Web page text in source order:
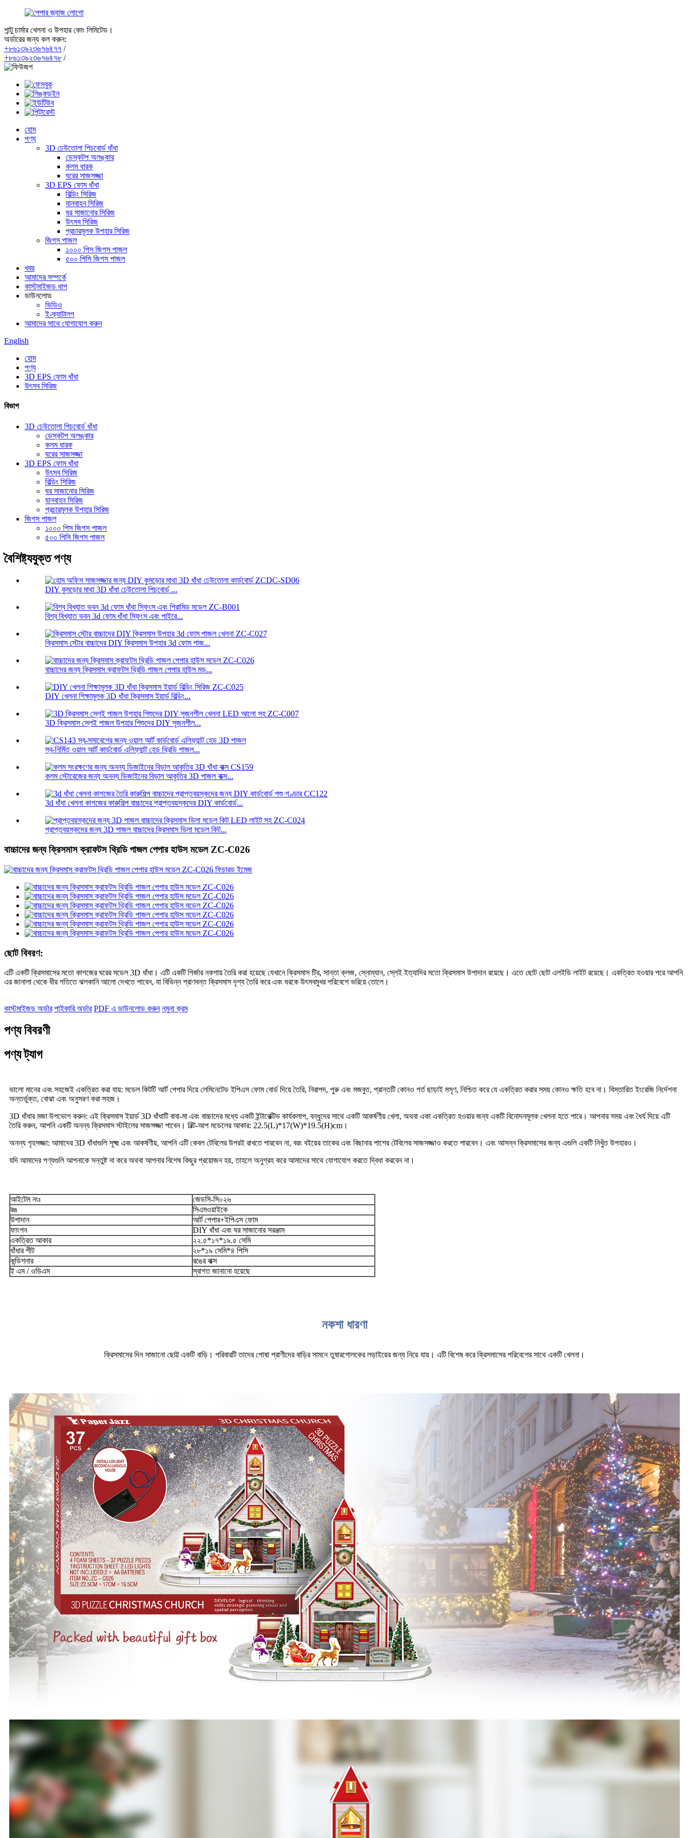
শান্টু চার্মার খেলনা ও উপহার কোং লিমিটেড।
অর্ডারের জন্য কল করুন:
+৮৬১৩৯২৩৬৭৬৪৭৭ /
+৮৬১৩৯২৩৬৭৬৪৭৮/
হোম
পণ্য
3D ঢেউতোলা পিচবোর্ড ধাঁধা
ডেস্কটপ অলঙ্কার
কলম ধারক
ঘরের সাজসজ্জা
3D EPS ফোম ধাঁধা
বিল্ডিং সিরিজ
যানবাহন সিরিজ
ঘর সাজানোর সিরিজ
উৎসব সিরিজ
প্রচারমূলক উপহার সিরিজ
জিগস পাজল
১০০০ পিস জিগস পাজল
৫০০ পিসি জিগস পাজল
খবর
আমাদের সম্পর্কে
কাস্টমাইজড ধাপ
ডাউনলোড
ভিডিও
ই-ক্যাটালগ
আমাদের সাথে যোগাযোগ করুন
English
হোম
পণ্য
3D EPS ফোম ধাঁধা
উৎসব সিরিজ
বিভাগ
3D ঢেউতোলা পিচবোর্ড ধাঁধা
ডেস্কটপ অলঙ্কার
কলম ধারক
ঘরের সাজসজ্জা
3D EPS ফোম ধাঁধা
উৎসব সিরিজ
বিল্ডিং সিরিজ
ঘর সাজানোর সিরিজ
যানবাহন সিরিজ
প্রচারমূলক উপহার সিরিজ
জিগস পাজল
১০০০ পিস জিগস পাজল
৫০০ পিসি জিগস পাজল
বৈশিষ্ট্যযুক্ত পণ্য
DIY কুমড়োর মাথা 3D ধাঁধা ঢেউতোলা পিচবোর্ড ...
বিশ্ব বিখ্যাত ভবন 3d ফোম ধাঁধা স্ফিংস এবং পাইরে...
ক্রিসমাস স্টোর বাচ্চাদের DIY ক্রিসমাস উপহার 3d ফোম পাজ...
বাচ্চাদের জন্য ক্রিসমাস ক্রাফটস থ্রিডি পাজল পেপার হাউস মড...
DIY খেলনা শিক্ষামূলক 3D ধাঁধা ক্রিসমাস ইয়ার্ড বিল্ডিং...
3D ক্রিসমাস স্লেই পাজল উপহার শিশুদের DIY সৃজনশীল...
স্ব-নির্মিত ওয়াল আর্ট কার্ডবোর্ড এলিফ্যান্ট হেড থ্রিডি পাজল...
কলম স্টোরেজের জন্য অনন্য ডিজাইনের বিড়াল আকৃতির 3D পাজল বাক্স...
3d ধাঁধা খেলনা কাগজের কারুশিল্প বাচ্চাদের প্রাপ্তবয়স্কদের DIY কার্ডবোর্ড...
প্রাপ্তবয়স্কদের জন্য 3D পাজল বাচ্চাদের ক্রিসমাস ভিলা মডেল কিট...
বাচ্চাদের জন্য ক্রিসমাস ক্রাফটস থ্রিডি পাজল পেপার হাউস মডেল ZC-C026
ছোট বিবরণ:
এটি একটি ক্রিসমাসের মতো কাগজের ঘরের মডেল 3D ধাঁধা। এটি একটি গির্জার নকশায় তৈরি করা হয়েছে যেখানে ক্রিসমাস ট্রি, সান্তা ক্লজ, স্নোম্যান, স্লেই ইত্যাদির মতো ক্রিসমাস উপাদান রয়েছে। এতে ছোট ছোট এলইডি লাইট রয়েছে। একত্রিত হওয়ার পরে আপনি
এর জানালা থেকে ধীর গতিতে ঝলকানি আলো দেখতে পাবেন, যা বিভিন্ন প্রাণবন্ত ক্রিসমাস দৃশ্য তৈরি করে এবং ঘরকে উৎসবমুখর পরিবেশে ভরিয়ে তোলে।
কাস্টমাইজড অর্ডার পাইকারি অর্ডার PDF এ ডাউনলোড করুন নমুনা ক্রম
পণ্য বিবরণী
পণ্য ট্যাগ
ভালো মানের এবং সহজেই একত্রিত করা যায়: মডেল কিটটি আর্ট পেপার দিয়ে লেমিনেটেড ইপিএস ফোম বোর্ড দিয়ে তৈরি, নিরাপদ, পুরু এবং মজবুত, প্রান্তটি কোনও গর্ত ছাড়াই মসৃণ, নিশ্চিত করে যে একত্রিত করার সময় কোনও ক্ষতি হবে না। বিস্তারিত ইংরেজি নির্দেশনা
অন্তর্ভুক্ত, বোঝা এবং অনুসরণ করা সহজ।
3D ধাঁধার মজা উপভোগ করুন: এই ক্রিসমাস ইয়ার্ড 3D ধাঁধাটি বাবা-মা এবং বাচ্চাদের মধ্যে একটি ইন্টারেক্টিভ কার্যকলাপ, বন্ধুদের সাথে একটি আকর্ষণীয় খেলা, অথবা একা একত্রিত হওয়ার জন্য একটি বিনোদনমূলক খেলনা হতে পারে। আপনার সময় এবং ধৈর্য দিয়ে এটি
তৈরি করুন, আপনি একটি অনন্য ক্রিসমাস স্টাইলের সাজসজ্জা পাবেন। বিল্ট-আপ মডেলের আকার: 22.5(L)*17(W)*19.5(H)cm।
অনন্য গৃহসজ্জা: আমাদের 3D ধাঁধাগুলি সূক্ষ্ম এবং আকর্ষণীয়, আপনি এটি কেবল টেবিলের উপরই রাখতে পারবেন না, বরং বইয়ের তাকের এবং বিছানার পাশের টেবিলের সাজসজ্জাও করতে পারবেন। এবং আসন্ন ক্রিসমাসের জন্য এগুলি একটি নিখুঁত উপহারও।
যদি আমাদের পণ্যগুলি আপনাকে সন্তুষ্ট না করে অথবা আপনার বিশেষ কিছুর প্রয়োজন হয়, তাহলে অনুগ্রহ করে আমাদের সাথে যোগাযোগ করতে দ্বিধা করবেন না।
আইটেম নংঃ
জেডসি-সি০২৬
রঙ
সিএমওয়াইকে
উপাদান
আর্ট পেপার+ইপিএস ফোম
ফাংশন
DIY ধাঁধা এবং ঘর সাজানোর সরঞ্জাম
একত্রিত আকার
২২.৫*১৭*১৯.৫ সেমি
ধাঁধার শীট
২৮*১৯ সেমি*৪ পিসি
কন্ডিশনার
রঙের বাক্স
ই এম / ওডিএম
স্বাগত জানানো হয়েছে
নকশা ধারণা
ক্রিসমাসের দিন সাজানো ছোট্ট একটি বাড়ি। পরিবারটি তাদের পোষা প্রাণীদের বাড়ির সামনে তুষারগোলকের লড়াইয়ের জন্য নিয়ে যায়। এটি বিশেষ করে ক্রিসমাসের পরিবেশের সাথে একটি খেলনা।